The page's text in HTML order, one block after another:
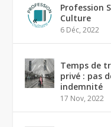
Profession
Culture
6 Déc, 2022
Temps de
privé : pas
indemnité
17 Nov, 2022